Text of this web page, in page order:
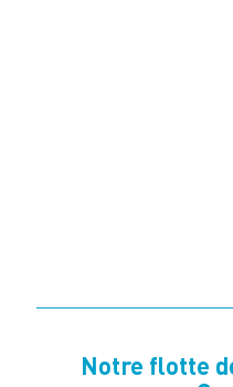
Notre flotte